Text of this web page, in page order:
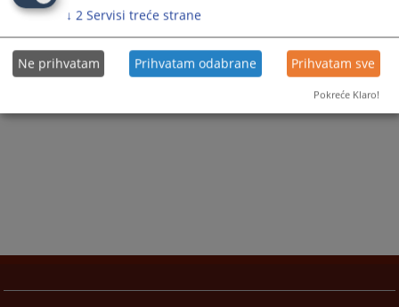
↓ 2 Servisi treće strane
Ne prihvatam Prihvatam odabrane Prihvatam sve
Pokreće Klaro!